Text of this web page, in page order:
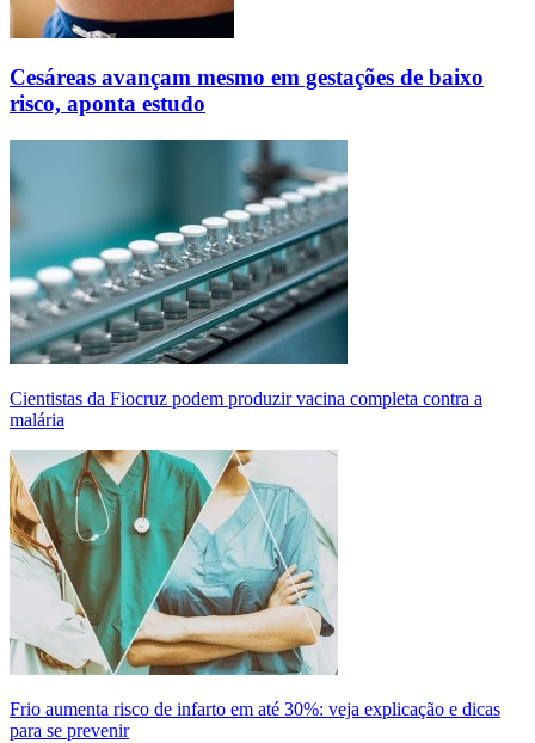
Cesáreas avançam mesmo em gestações de baixo
risco, aponta estudo
Cientistas da Fiocruz podem produzir vacina completa contra a
malária
Frio aumenta risco de infarto em até 30%: veja explicação e dicas
para se prevenir